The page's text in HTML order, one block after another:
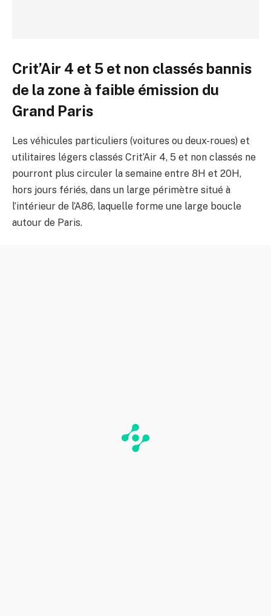
Crit’Air 4 et 5 et non classés bannis
de la zone à faible émission du
Grand Paris
Les véhicules particuliers (voitures ou deux-roues) et
utilitaires légers classés Crit’Air 4, 5 et non classés ne
pourront plus circuler la semaine entre 8H et 20H,
hors jours fériés, dans un large périmètre situé à
l’intérieur de l’A86, laquelle forme une large boucle
autour de Paris.